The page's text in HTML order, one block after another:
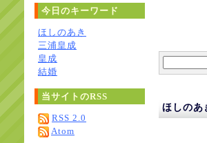
ほしの
今日のキーワード
ほしのあき
三浦皇成
皇成
結婚
当サイトのRSS
RSS 2.0
Atom